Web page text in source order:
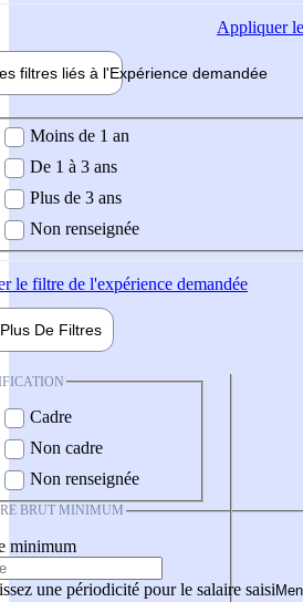
Appliquer
filtres liés à l'Expérience demandée
demandée
Moins de 1 an
De 1 à 3 ans
Plus de 3 ans
Non renseignée
le filtre de l'expérience demandée
Plus De Filtres
Cadre
Non cadre
Non renseignée
BRUT MINIMUM
minimum
une périodicité pour le salaire saisi